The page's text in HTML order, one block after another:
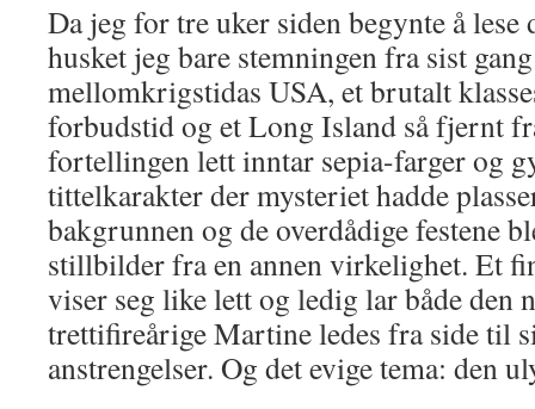
Da jeg for tre uker siden begynte å lese
husket jeg bare stemningen fra sist
mellomkrigstidas USA, et brutalt
forbudstid og et Long Island så fjernt
fortellingen lett inntar sepia-farger og
tittelkarakter der mysteriet hadde
bakgrunnen og de overdådige festene
stillbilder fra en annen virkelighet. Et
viser seg like lett og ledig lar både den
trettifireårige Martine ledes fra side til
anstrengelser. Og det evige tema: den